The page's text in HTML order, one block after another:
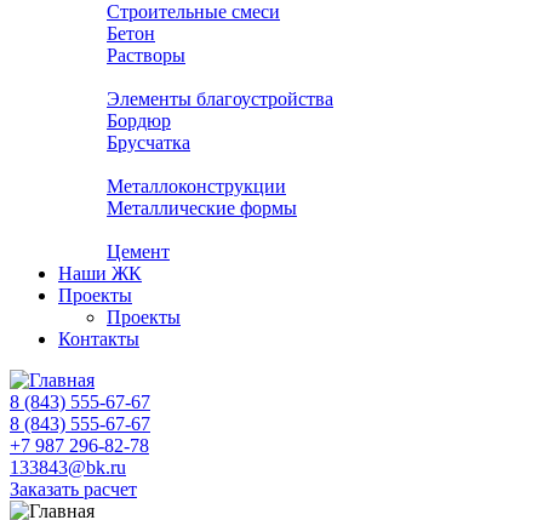
Строительные смеси
Бетон
Растворы
Элементы благоустройства
Бордюр
Брусчатка
Металлоконструкции
Металлические формы
Цемент
Наши ЖК
Проекты
Проекты
Контакты
8 (843) 555-67-67
8 (843) 555-67-67
+7 987 296-82-78
133843@bk.ru
Заказать расчет